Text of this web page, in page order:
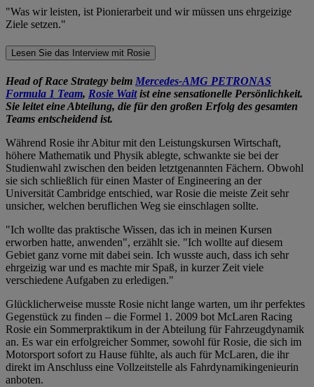
"Was wir leisten, ist Pionierarbeit und wir müssen uns ehrgeizige
Ziele setzen."
Lesen Sie das Interview mit Rosie
Head of Race Strategy beim Mercedes-AMG PETRONAS
Formula 1 Team, Rosie Waitist eine sensationelle Persönlichkeit.
Sie leitet eine Abteilung, die für den großen Erfolg des gesamten
Teams entscheidend ist.
Während Rosie ihr Abitur mit den Leistungskursen Wirtschaft,
höhere Mathematik und Physik ablegte, schwankte sie bei der
Studienwahl zwischen den beiden letztgenannten Fächern. Obwohl
sie sich schließlich für einen Master of Engineering an der
Universität Cambridge entschied, war Rosie die meiste Zeit sehr
unsicher, welchen beruflichen Weg sie einschlagen sollte.
"Ich wollte das praktische Wissen, das ich in meinen Kursen
erworben hatte, anwenden", erzählt sie. "Ich wollte auf diesem
Gebiet ganz vorne mit dabei sein. Ich wusste auch, dass ich sehr
ehrgeizig war und es machte mir Spaß, in kurzer Zeit viele
verschiedene Aufgaben zu erledigen."
Glücklicherweise musste Rosie nicht lange warten, um ihr perfektes
Gegenstück zu finden – die Formel 1. 2009 bot McLaren Racing
Rosie ein Sommerpraktikum in der Abteilung für Fahrzeugdynamik
an. Es war ein erfolgreicher Sommer, sowohl für Rosie, die sich im
Motorsport sofort zu Hause fühlte, als auch für McLaren, die ihr
direkt im Anschluss eine Vollzeitstelle als Fahrdynamikingenieurin
anboten.